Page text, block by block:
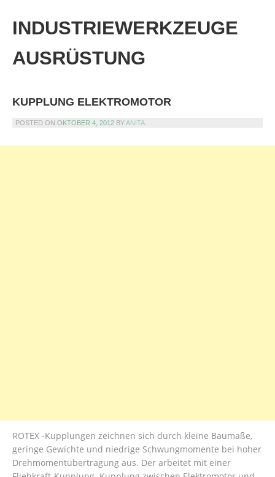
content
INDUSTRIEWERKZEUGE
AUSRÜSTUNG
KUPPLUNG ELEKTROMOTOR
POSTED ON OKTOBER 4, 2012 BYANITA
ROTEX -Kupplungen zeichnen sich durch kleine Baumaße,
geringe Gewichte und niedrige Schwungmomente bei hoher
Drehmomentübertragung aus. Der arbeitet mit einer